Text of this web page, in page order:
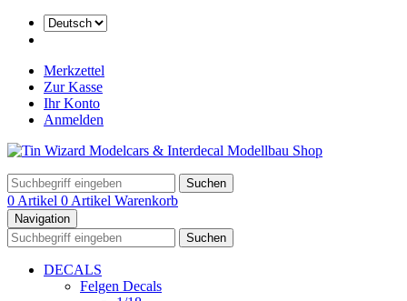
Merkzettel
Zur Kasse
Ihr Konto
Anmelden
Suchen
0 Artikel 0 Artikel Warenkorb
Navigation
Suchen
DECALS
Felgen Decals